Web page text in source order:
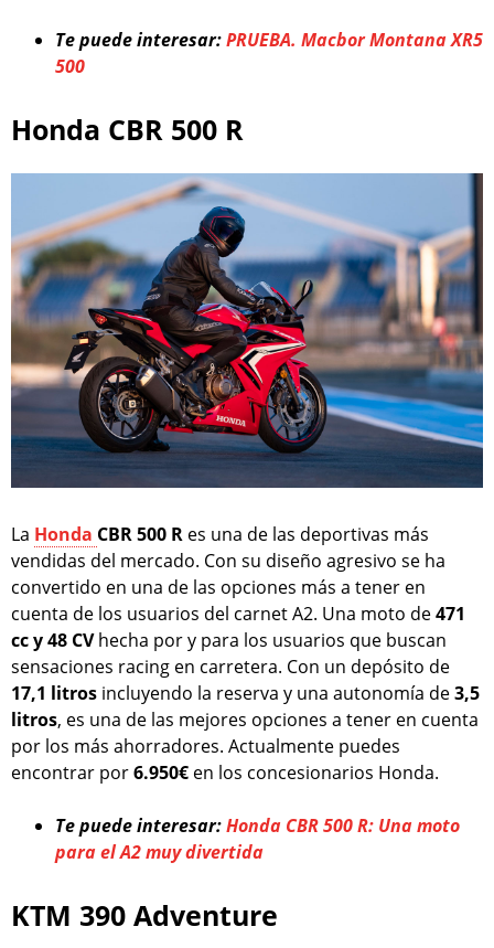
Te puede interesar:PRUEBA. Macbor Montana XR5
500
Honda CBR 500 R
La Honda CBR 500 R es una de las deportivas más
vendidas del mercado. Con su diseño agresivo se ha
convertido en una de las opciones más a tener en
cuenta de los usuarios del carnet A2. Una moto de471
cc y 48 CVhecha por y para los usuarios que buscan
sensaciones racing en carretera. Con un depósito de
17,1 litros incluyendo la reserva y una autonomía de3,5
litros, es una de las mejores opciones a tener en cuenta
por los más ahorradores. Actualmente puedes
encontrar por6.950€ en los concesionarios Honda.
Te puede interesar:Honda CBR 500 R: Una moto
para el A2 muy divertida
KTM 390 Adventure